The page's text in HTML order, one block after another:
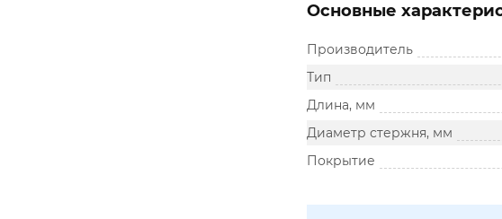
Основные
Производитель
Тип
Длина, мм
Диаметр стержня, мм
Покрытие